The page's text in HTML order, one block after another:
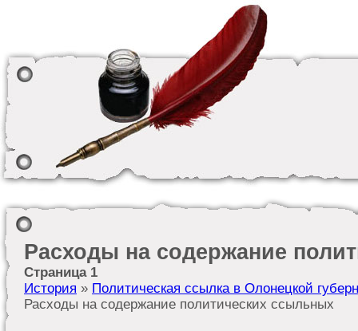
Расходы на содержание
Страница 1
История » Политическая ссылка в Олонецкой
Расходы на содержание политических ссыльных